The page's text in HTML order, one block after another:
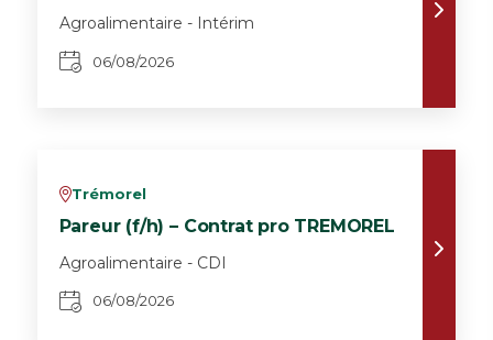
Agroalimentaire - Intérim
06/08/2026
vTrémorel
Pareur (f/h) – Contrat pro TREMOREL
Agroalimentaire - CDI
06/08/2026